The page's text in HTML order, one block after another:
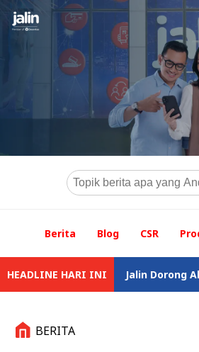
Berita Blog CSR
HEADLINE HARI INI
Negara Jalin Dorong Akses Tarik
BERITA